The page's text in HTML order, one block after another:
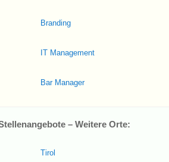
Branding
IT Management
Bar Manager
– Weitere Orte:
Tirol